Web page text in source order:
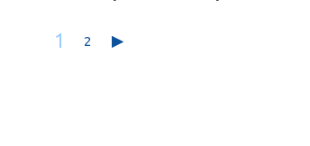
1 2